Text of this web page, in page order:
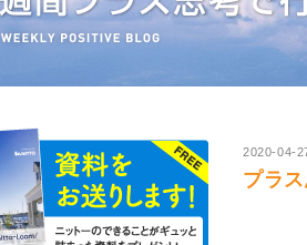
2020-04-
プラ